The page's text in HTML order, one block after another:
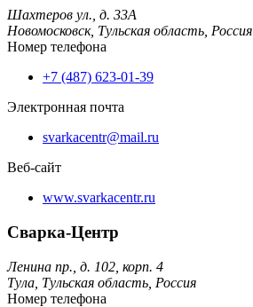
Шахтеров ул., д. 33А
Новомосковск, Тульская область, Россия
Номер телефона
+7 (487) 623-01-39
Электронная почта
svarkacentr@mail.ru
Веб-сайт
www.svarkacentr.ru
Сварка-Центр
Ленина пр., д. 102, корп. 4
Тула, Тульская область, Россия
Номер телефона